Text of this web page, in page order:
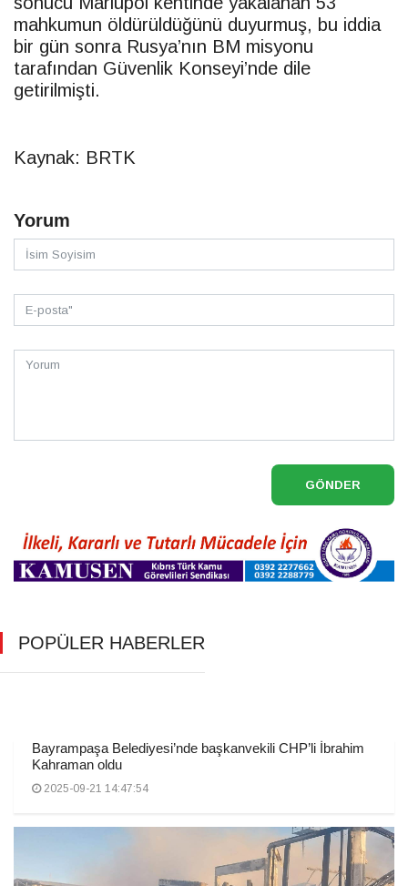
mahkumun öldürüldüğünü duyurmuş, bu iddia
bir gün sonra Rusya’nın BM misyonu
tarafından Güvenlik Konseyi’nde dile
getirilmişti.
Kaynak: BRTK
Yorum
GÖNDER
POPÜLER HABERLER
Bayrampaşa Belediyesi’nde başkanvekili CHP’li İbrahim
Kahraman oldu
2025-09-21 14:47:54